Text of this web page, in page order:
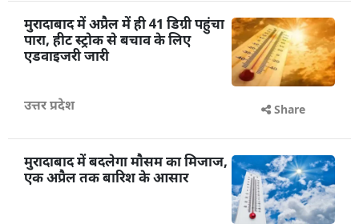
मुरादाबाद में अप्रैल में ही 41 डिग्री पहुंचा
पारा, हीट स्ट्रोक से बचाव के लिए
एडवाइजरी जारी
उत्तर प्रदेश Share
मुरादाबाद में बदलेगा मौसम का मिजाज,
एक अप्रैल तक बारिश के आसार